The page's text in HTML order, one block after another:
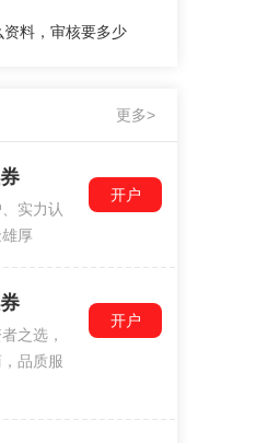
资料，审核要多少
更多>
实力认
厚
开户
之选，
品质服
开户